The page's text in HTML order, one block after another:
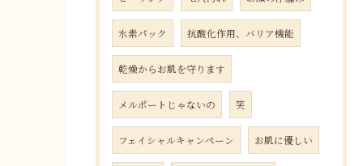
水素パック 抗酸化作用、バリア機能
乾燥からお肌を守ります
メルポートじゃないの 笑
フェイシャルキャンペーン お肌に優しい